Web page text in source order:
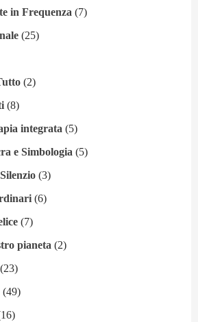
in Frequenza(7)
(25)
(2)
(8)
integrata(5)
e Simbologia(5)
(3)
(6)
(7)
pianeta(2)
(49)